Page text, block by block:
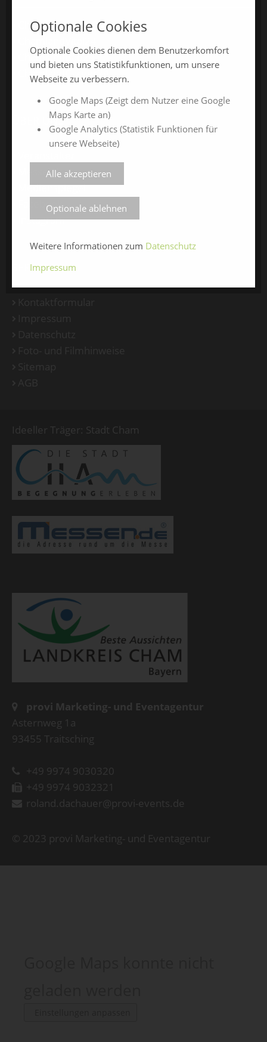
ChamlandSchau24
ChamlandBau24
ChamlandCareer24
ÜBER UNS
Messe-News
Medienspiegel
Facebook
Instagram
SERVICE
Ideeller Träger: Stadt Cham
provi Marketing- und Eventagentur
Asternweg 1a
93455 Traitsching
+49 9974 9030320
+49 9974 9032321
roland.dachauer@provi-events.de
© 2023 provi Marketing- und Eventagentur
Optionale Cookies
Optionale Cookies dienen dem Benutzerkomfort
und bieten uns Statistikfunktionen, um unsere
Webseite zu verbessern.
Google Maps (Zeigt dem Nutzer eine Google
Maps Karte an)
Google Analytics (Statistik Funktionen für
unsere Webseite)
Alle akzeptieren
Optionale ablehnen
Weitere Informationen zum Datenschutz
Impressum